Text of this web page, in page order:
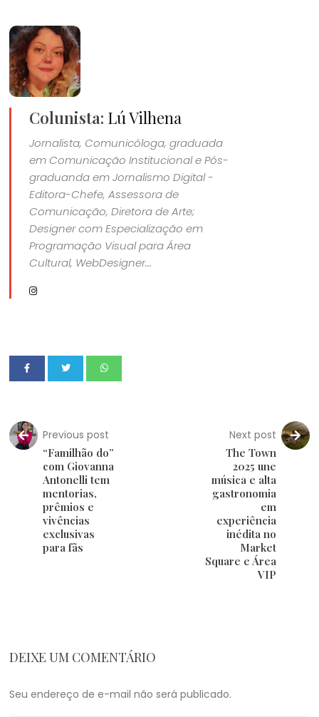
Colunista: Lú Vilhena
Jornalista, Comunicóloga, graduada
em Comunicação Institucional e Pós-
graduanda em Jornalismo Digital -
Editora-Chefe, Assessora de
Comunicação, Diretora de Arte;
Designer com Especialização em
Programação Visual para Área
Cultural, WebDesigner...
Previous post
“Familhão do”
com Giovanna
Antonelli tem
mentorias,
prêmios e
vivências
exclusivas
para fãs
Next post
The Town
2025 une
música e alta
gastronomia
em
experiência
inédita no
Market
Square e Área
VIP
DEIXE UM COMENTÁRIO
Seu endereço de e-mail não será publicado.